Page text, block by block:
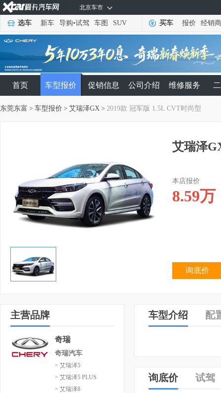
北京车市
选车 新车 导购•试驾 车图 SUV 买车 报价 经销商
首页 车型报价 促销信息 公司介绍 维修服务
东莞东富 > 车型报价 > 艾瑞泽GX > 2019款 冠军版 1.5L CVT时尚型
艾瑞泽
本店报价
8.59万
询底价
主营品牌
奇瑞
奇瑞汽车
> 艾瑞泽5
> 艾瑞泽5 PLUS
> 艾瑞泽8
车型介绍 配
询底价 试驾